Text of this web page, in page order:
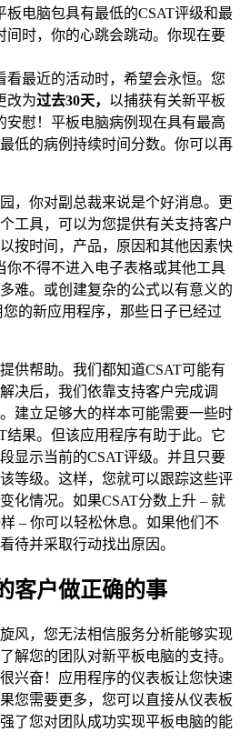
板电脑包具有最低的CSAT评级和最
间时，你的心跳会跳动。你现在要
看最近的活动时，希望会永恒。您
改为过去30天， 以捕获有关新平板
安慰！平板电脑病例现在具有最高
低的病例持续时间分数。你可以再
，你对副总裁来说是个好消息。更
工具，可以为您提供有关支持客户
按时间，产品，原因和其他因素快
你不得不进入电子表格或其他工具
难。或创建复杂的公式以有意义的
的新应用程序，那些日子已经过
供帮助。我们都知道CSAT可能有
决后，我们依靠支持客户完成调
建立足够大的样本可能需要一些时
结果。但该应用程序有助于此。它
显示当前的CSAT评级。并且只要
等级。这样，您就可以跟踪这些评
化情况。如果CSAT分数上升 – 就
– 你可以轻松休息。如果他们不
待并采取行动找出原因。
客户做正确的事
风，您无法相信服务分析能够实现
解您的团队对新平板电脑的支持。
兴奋！应用程序的仪表板让您快速
您需要更多，您可以直接从仪表板
了您对团队成功实现平板电脑的能